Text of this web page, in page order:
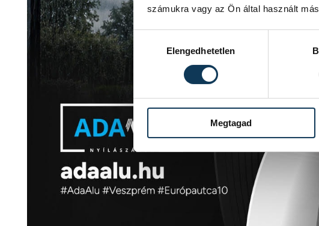
számukra vagy az Ön által használt
Hozzájárulás kiválasztása
Elengedhetetlen
Megtagad